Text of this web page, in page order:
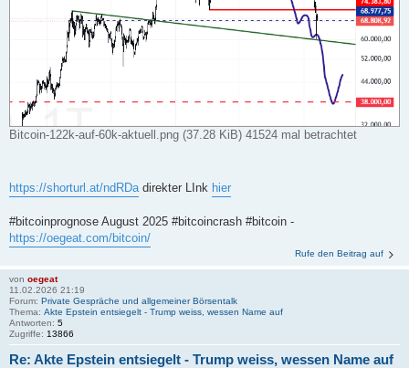
Bitcoin-122k-auf-60k-aktuell.png (37.28 KiB) 41524 mal betrachtet
https://shorturl.at/ndRDa direkter LInk hier
#bitcoinprognose August 2025 #bitcoincrash #bitcoin -
https://oegeat.com/bitcoin/
Rufe den Beitrag auf
von oegeat
11.02.2026 21:19
Forum: Private Gespräche und allgemeiner Börsentalk
Thema: Akte Epstein entsiegelt - Trump weiss, wessen Name auf
Antworten: 5
Zugriffe: 13866
Re: Akte Epstein entsiegelt - Trump weiss, wessen Name auf